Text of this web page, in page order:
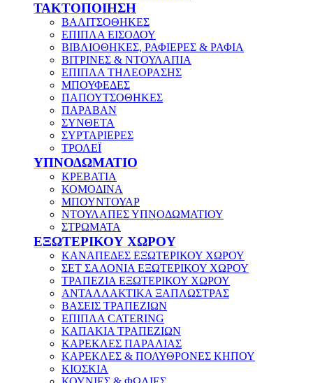
ΤΑΚΤΟΠΟΙΗΣΗ
ΒΑΛΙΤΣΟΘΗΚΕΣ
ΕΠΙΠΛΑ ΕΙΣΟΔΟΥ
ΒΙΒΛΙΟΘΗΚΕΣ, ΡΑΦΙΕΡΕΣ & ΡΑΦΙΑ
ΒΙΤΡΙΝΕΣ & ΝΤΟΥΛΑΠΙΑ
ΕΠΙΠΛΑ ΤΗΛΕΟΡΑΣΗΣ
ΜΠΟΥΦΕΔΕΣ
ΠΑΠΟΥΤΣΟΘΗΚΕΣ
ΠΑΡΑΒΑΝ
ΣΥΝΘΕΤΑ
ΣΥΡΤΑΡΙΕΡΕΣ
ΤΡΟΛΕΪ
ΥΠΝΟΔΩΜΑΤΙΟ
ΚΡΕΒΑΤΙΑ
ΚΟΜΟΔΙΝΑ
ΜΠΟΥΝΤΟΥΑΡ
ΝΤΟΥΛΑΠΕΣ ΥΠΝΟΔΩΜΑΤΙΟΥ
ΣΤΡΩΜΑΤΑ
ΕΞΩΤΕΡΙΚΟΥ ΧΩΡΟΥ
ΚΑΝΑΠΕΔΕΣ ΕΞΩΤΕΡΙΚΟΥ ΧΩΡΟΥ
ΣΕΤ ΣΑΛΟΝΙΑ ΕΞΩΤΕΡΙΚΟΥ ΧΩΡΟΥ
ΤΡΑΠΕΖΙΑ ΕΞΩΤΕΡΙΚΟΥ ΧΩΡΟΥ
ΑΝΤΑΛΛΑΚΤΙΚΑ ΞΑΠΛΩΣΤΡΑΣ
ΒΑΣΕΙΣ ΤΡΑΠΕΖΙΩΝ
ΕΠΙΠΛΑ CATERING
ΚΑΠΑΚΙΑ ΤΡΑΠΕΖΙΩΝ
ΚΑΡΕΚΛΕΣ ΠΑΡΑΛΙΑΣ
ΚΑΡΕΚΛΕΣ & ΠΟΛΥΘΡΟΝΕΣ ΚΗΠΟΥ
ΚΙΟΣΚΙΑ